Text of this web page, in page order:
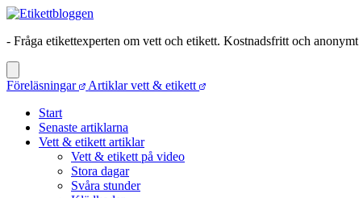
- Fråga etikettexperten om vett och etikett. Kostnadsfritt och anonymt
Föreläsningar
Artiklar vett & etikett
Start
Senaste artiklarna
Vett & etikett artiklar
Vett & etikett på video
Stora dagar
Svåra stunder